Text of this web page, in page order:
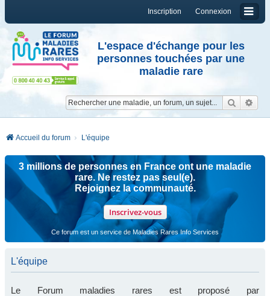
Connexion
Inscription
L'espace d'échange pour les
personnes touchées par une
maladie rare
Accueil du forum L'équipe
3 millions de personnes en France ont une maladie
rare. Ne restez pas seul(e).
Rejoignez la communauté.
Inscrivez-vous
Ce forum est un service de Maladies Rares Info Services
L'équipe
Le Forum maladies rares est proposé par